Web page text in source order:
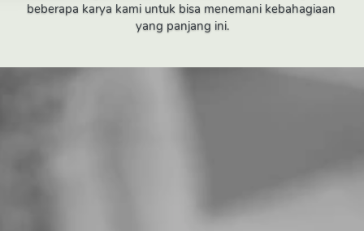
beberapa karya kami untuk bisa menemani kebahagiaan
yang panjang ini.